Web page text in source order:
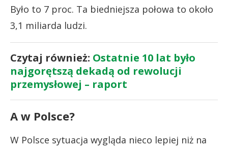
Było to 7 proc. Ta biedniejsza połowa to około
3,1 miliarda ludzi.
Czytaj również: Ostatnie 10 lat było
najgorętszą dekadą od rewolucji
przemysłowej – raport
A w Polsce?
W Polsce sytuacja wygląda nieco lepiej niż na